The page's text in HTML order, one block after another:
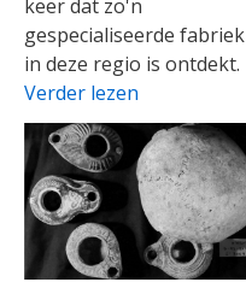
keer dat zo'n
gespecialiseerde fabriek
in deze regio is ontdekt.
Verder lezen